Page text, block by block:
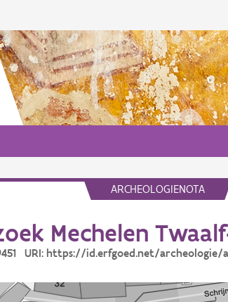
ARCHEOLOGIENOTA
Mechelen
URI: https://id.erfgoed.net/archeologie/